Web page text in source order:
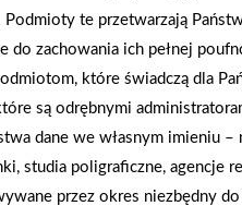
Podmioty te przetwarzają
do zachowania ich pełnej
które świadczą dla
są odrębnymi
dane we własnym imieniu –
studia poligraficzne, agencje
przez okres niezbędny